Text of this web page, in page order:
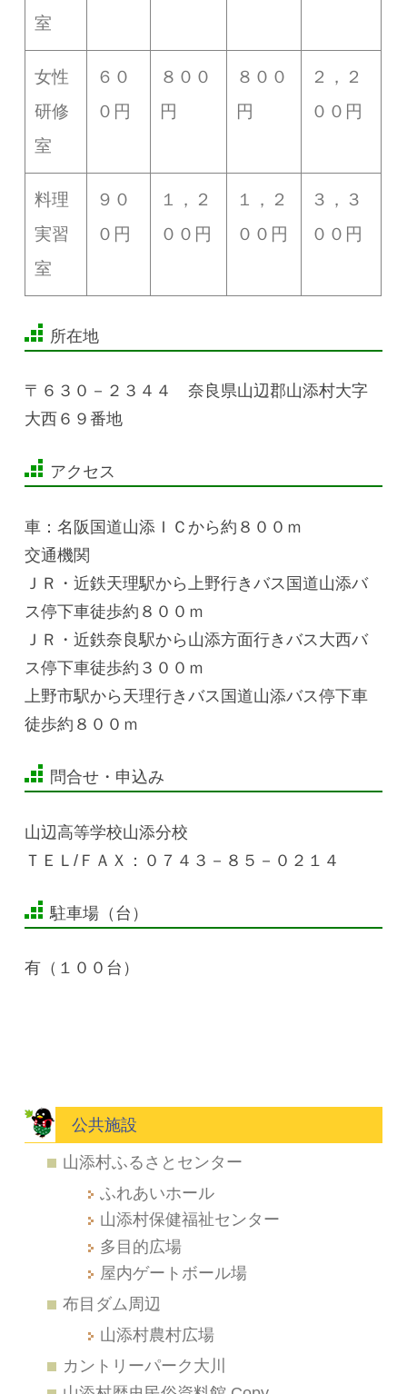
室
女性
研修
室
６０
０円
８００
円
８００
円
２，２
００円
料理
実習
室
９０
０円
１，２
００円
１，２
００円
３，３
００円
所在地
〒６３０－２３４４ 奈良県山辺郡山添村大字
大西６９番地
アクセス
車：名阪国道山添ＩＣから約８００ｍ
交通機関
ＪＲ・近鉄天理駅から上野行きバス国道山添バ
ス停下車徒歩約８００ｍ
ＪＲ・近鉄奈良駅から山添方面行きバス大西バ
ス停下車徒歩約３００ｍ
上野市駅から天理行きバス国道山添バス停下車
徒歩約８００ｍ
問合せ・申込み
山辺高等学校山添分校
ＴＥＬ/ＦＡＸ：０７４３－８５－０２１４
駐車場（台）
有（１００台）
公共施設
山添村ふるさとセンター
ふれあいホール
山添村保健福祉センター
多目的広場
屋内ゲートボール場
布目ダム周辺
山添村農村広場
カントリーパーク大川